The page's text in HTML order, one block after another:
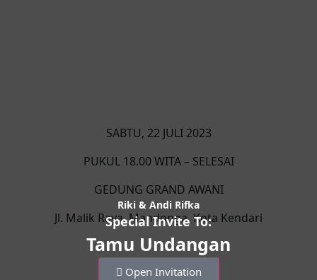
SABTU, 22 JULI 2023
PUKUL 18.00 WITA – SELESAI
GEDUNG GRAND AWANI
Jl. Malik Raya, Mandonga, Kota Kendari
Riki & Andi Rifka
Special Invite To:
Tamu Undangan
Open Invitation